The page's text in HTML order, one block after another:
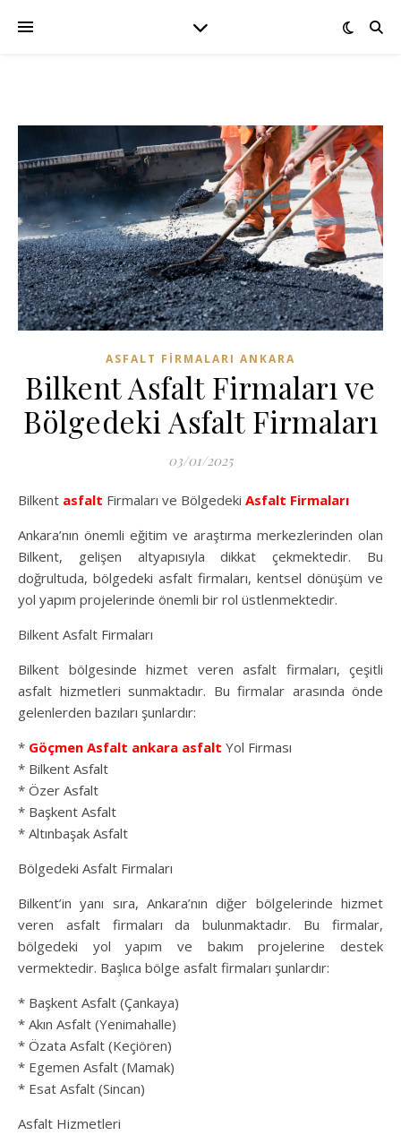
ASFALT FIRMALARI ANKARA
Bilkent Asfalt Firmaları ve
Bölgedeki Asfalt Firmaları
03/01/2025
Bilkent asfalt Firmaları ve Bölgedeki Asfalt Firmaları
Ankara’nın önemli eğitim ve araştırma merkezlerinden olan
Bilkent, gelişen altyapısıyla dikkat çekmektedir. Bu
doğrultuda, bölgedeki asfalt firmaları, kentsel dönüşüm ve
yol yapım projelerinde önemli bir rol üstlenmektedir.
Bilkent Asfalt Firmaları
Bilkent bölgesinde hizmet veren asfalt firmaları, çeşitli
asfalt hizmetleri sunmaktadır. Bu firmalar arasında önde
gelenlerden bazıları şunlardır:
* Göçmen Asfalt ankara asfalt Yol Firması
* Bilkent Asfalt
* Özer Asfalt
* Başkent Asfalt
* Altınbaşak Asfalt
Bölgedeki Asfalt Firmaları
Bilkent’in yanı sıra, Ankara’nın diğer bölgelerinde hizmet
veren asfalt firmaları da bulunmaktadır. Bu firmalar,
bölgedeki yol yapım ve bakım projelerine destek
vermektedir. Başlıca bölge asfalt firmaları şunlardır:
* Başkent Asfalt (Çankaya)
* Akın Asfalt (Yenimahalle)
* Özata Asfalt (Keçiören)
* Egemen Asfalt (Mamak)
* Esat Asfalt (Sincan)
Asfalt Hizmetleri